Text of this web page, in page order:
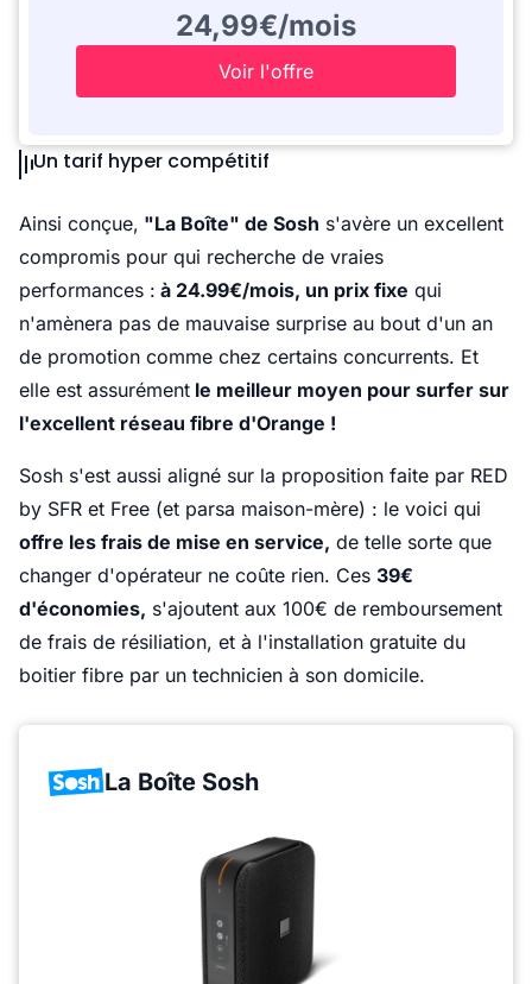
24,99€/mois
Voir l'offre
Un tarif hyper compétitif
Ainsi conçue, "La Boîte" de Sosh s'avère un excellent
compromis pour qui recherche de vraies
performances : à 24.99€/mois, un prix fixe qui
n'amènera pas de mauvaise surprise au bout d'un an
de promotion comme chez certains concurrents. Et
elle est assurément le meilleur moyen pour surfer sur
l'excellent réseau fibre d'Orange !
Sosh s'est aussi aligné sur la proposition faite par RED
by SFR et Free (et parsa maison-mère) : le voici qui
offre les frais de mise en service, de telle sorte que
changer d'opérateur ne coûte rien. Ces 39€
d'économies, s'ajoutent aux 100€ de remboursement
de frais de résiliation, et à l'installation gratuite du
boitier fibre par un technicien à son domicile.
La Boîte Sosh